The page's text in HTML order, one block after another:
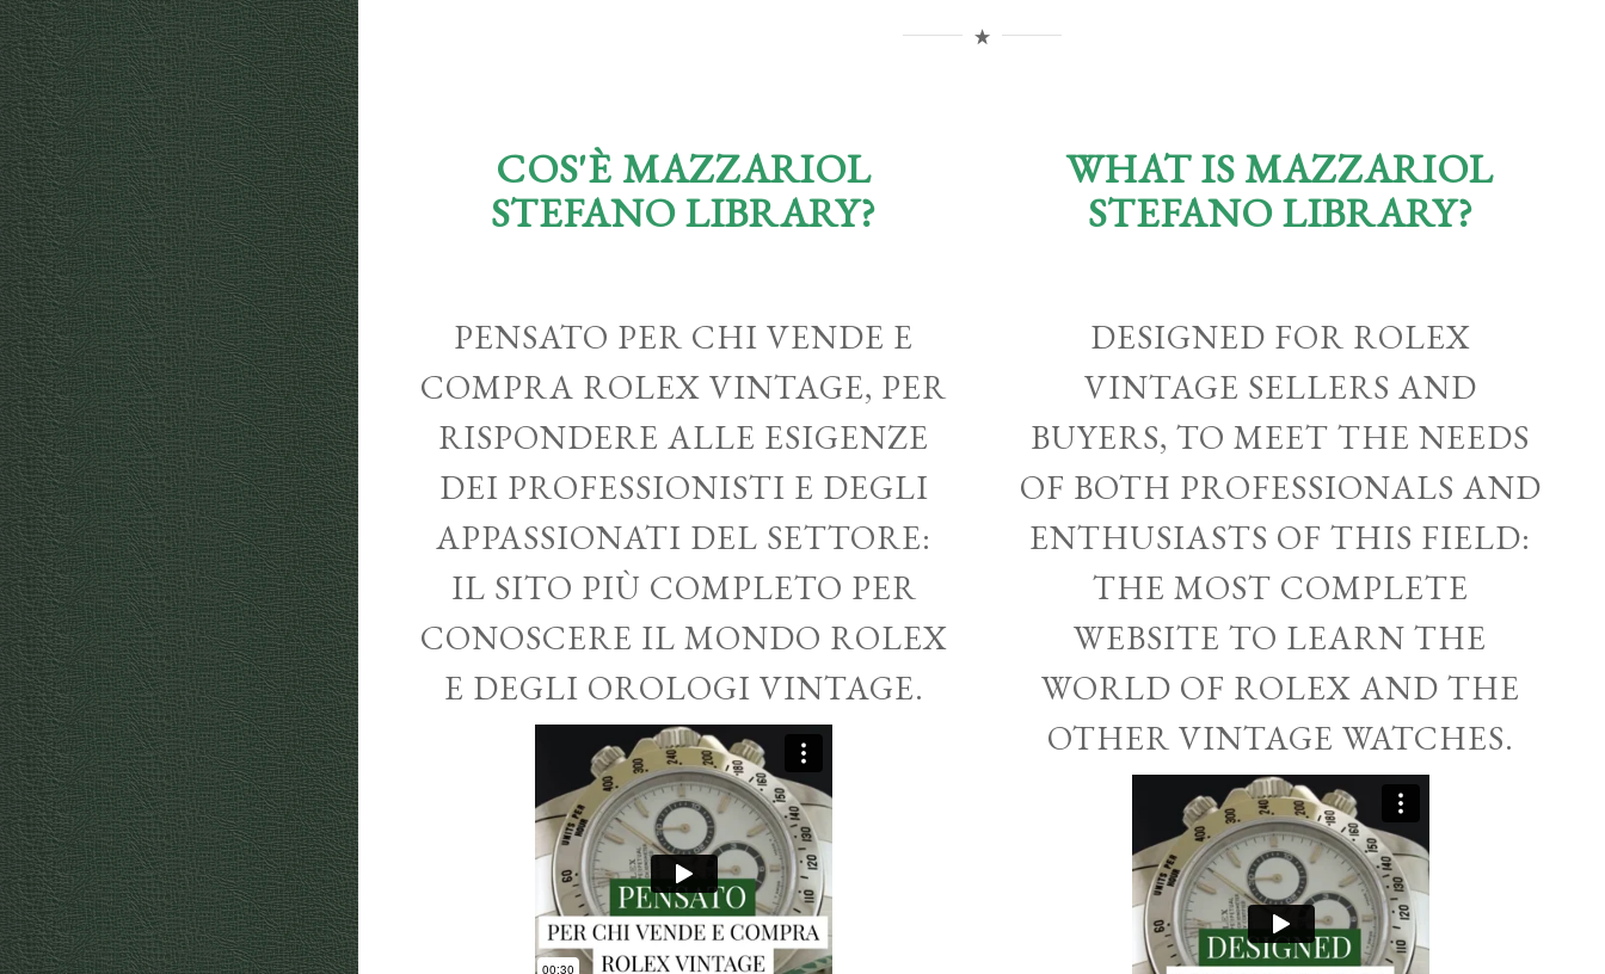
COS'È MAZZARIOL
STEFANO LIBRARY?
WHAT IS MAZZARIOL
STEFANO LIBRARY?
PENSATO PER CHI VENDE E
COMPRA ROLEX VINTAGE, PER
RISPONDERE ALLE ESIGENZE
DEI PROFESSIONISTI E DEGLI
APPASSIONATI DEL SETTORE:
IL SITO PIÙ COMPLETO PER
CONOSCERE IL MONDO ROLEX
E DEGLI OROLOGI VINTAGE.
DESIGNED FOR ROLEX
VINTAGE SELLERS AND
BUYERS, TO MEET THE NEEDS
OF BOTH PROFESSIONALS AND
ENTHUSIASTS OF THIS FIELD:
THE MOST COMPLETE
WEBSITE TO LEARN THE
WORLD OF ROLEX AND THE
OTHER VINTAGE WATCHES.